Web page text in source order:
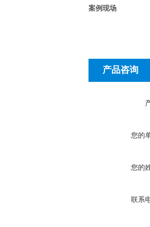
案例现场
产品咨询
您的
您的
联系